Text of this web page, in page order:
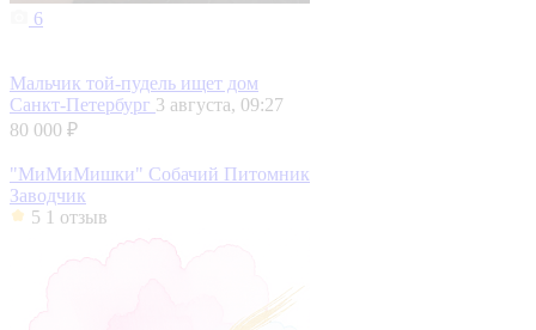
6
Мальчик той-пудель ищет дом
Санкт-Петербург 3 августа, 09:27
80 000 ₽
"МиМиМишки" Собачий Питомник
Заводчик
5 1 отзыв